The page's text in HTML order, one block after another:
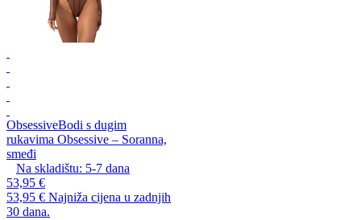
ObsessiveBodi s dugim
rukavima Obsessive – Soranna,
smeđi
Na skladištu: 5-7 dana
53,95 €
53,95 € Najniža cijena u zadnjih
30 dana.